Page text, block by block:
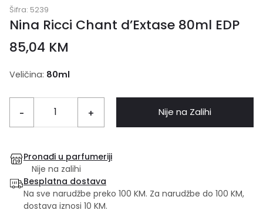
Šifra: 5239
Nina Ricci Chant d’Extase 80ml EDP
85,04 KM
Veličina: 80ml
- + Nije na Zalihi
Pronađi u parfumeriji
Nije na zalihi
Besplatna dostava
Na sve narudžbe preko 100 KM. Za narudžbe do 100 KM,
dostava iznosi 10 KM.